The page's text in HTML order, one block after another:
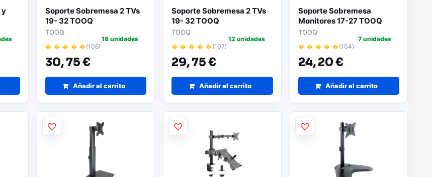
y
Soporte Sobremesa 2 TVs
19- 32 TOOQ
TOOQ
� � � � �(106)
30,75 €
18 unidades
Añadir al carrito
Soporte Sobremesa 2 TVs
19- 32 TOOQ
TOOQ
� � � � �(107)
29,75 €
12 unidades
Añadir al carrito
Soporte Sobremesa
Monitores 17-27 TOOQ
BLANCO
TOOQ
� � � � �(104)
24,20 €
7 unidades
Añadir al carrito